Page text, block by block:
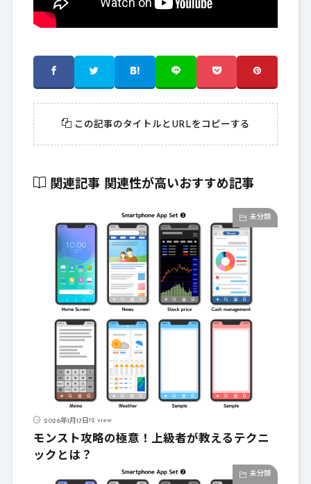
この記事のタイトルとURLをコピーする
関連記事 関連性が高いおすすめ記事
未分類
2026年1月17日12 view
モンスト攻略の極意！上級者が教えるテクニ
ックとは？
未分類